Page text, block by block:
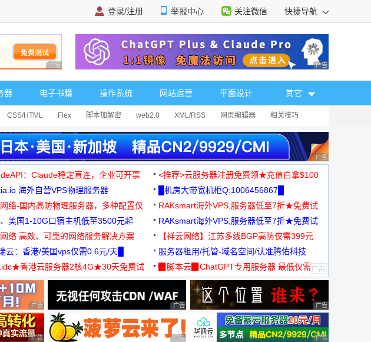
登录/注册 举报中心 关注微信 快捷导航
广告 商业广告，理性选择 广告 商业广告，理
器 电子书籍 操作系统 网站运营 平面设计 其它
CSS/HTML Flex 脚本加解密 web2.0 XML/RSS 网页编辑器 相关技巧
广告 商业广告，理
：Claude稳定直连，企业可开票
<推荐>云服务器注册免费领★充值白拿$100
海外自营VPS物理服务器
█机房大带宽机柜Q:1006456867█
络-国内高防物理服务器，多种配置仅
月起
RAKsmart海外VPS,服务器低至7折★免费试
用★
美国1-10G口宿主机低至3500元起
RAKsmart海外VPS,服务器低至7折★免费试
用★
络 高效、可靠的网络服务解决方案
【祥云网络】江苏多线BGP高防仅需399元
云：香港/美国vps仅需0.6元/天█
服务器租用/托管-域名空间/认准腾佑科技
香港云服务器2核4G★30天免费试
▉脚本云▉ChatGPT专用服务器 最低仅需
19元/月
广告 商业广告，理性选择 广告 商业广告，理性选择 广告 商业广告，理
广告 商业广告，理性选择 广告 商业广告，理性选择 广告 商业广告，理